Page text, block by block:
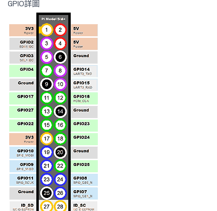
GPIO詳圖